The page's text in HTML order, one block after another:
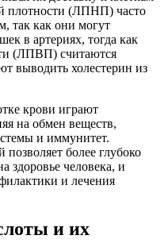
плотности (ЛПНП) часто
так как они могут
в артериях, тогда как
(ЛПВП) считаются
выводить холестерин из
крови играют
на обмен веществ,
и иммунитет.
более глубоко
здоровье человека, и
и лечения
и их